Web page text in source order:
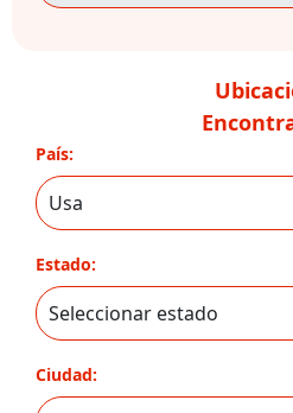
País:
Estado:
Ciudad: